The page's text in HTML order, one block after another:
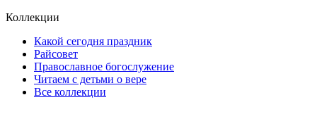
Коллекции
Какой сегодня праздник
Райсовет
Православное богослужение
Читаем с детьми о вере
Все коллекции